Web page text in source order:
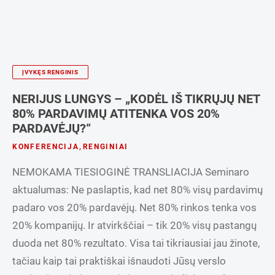
ĮVYKĘS RENGINIS
NERIJUS LUNGYS – „KODĖL IŠ TIKRŲJŲ NET
80% PARDAVIMŲ ATITENKA VOS 20%
PARDAVĖJŲ?“
KONFERENCIJA, RENGINIAI
NEMOKAMA TIESIOGINĖ TRANSLIACIJA Seminaro
aktualumas: Ne paslaptis, kad net 80% visų pardavimų
padaro vos 20% pardavėjų. Net 80% rinkos tenka vos
20% kompanijų. Ir atvirkščiai – tik 20% visų pastangų
duoda net 80% rezultato. Visa tai tikriausiai jau žinote,
tačiau kaip tai praktiškai išnaudoti Jūsų verslo